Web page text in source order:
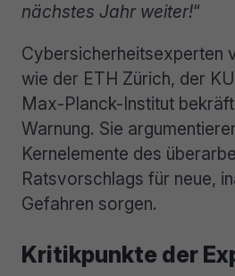
nächstes Jahr weiter!“
Cybersicherheitsexperten
wie der ETH Zürich, der
Max-Planck-Institut
Warnung. Sie
Kernelemente des
Ratsvorschlags für neue,
Gefahren sorgen.
Kritikpunkte der